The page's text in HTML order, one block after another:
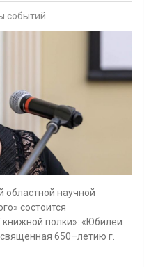
событий
областной научной
состоится
книжной полки»: «Юбилеи
650–летию г.